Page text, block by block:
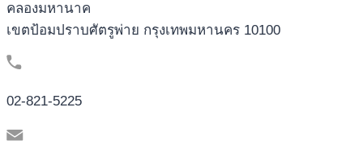
คลองมหานาค
เขตป้อมปราบศัตรูพ่าย กรุงเทพมหานคร 10100
02-821-5225